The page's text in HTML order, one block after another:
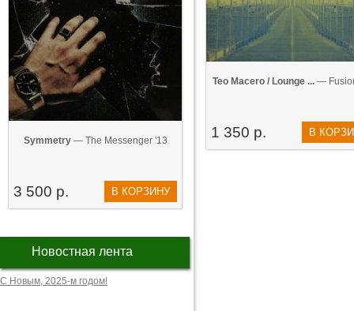
Symmetry— The Messenger '13
3 500 р. В КОРЗИНУ
Новостная лента
С Новым, 2025-м годом!
Teo Macero / Lounge ... —
1 350 р. В